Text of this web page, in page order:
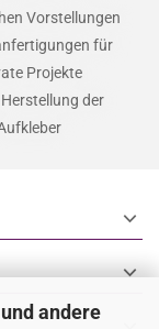
andere
Vorstellungen
für
Projekte
Herstellung der
expand_more
expand_more